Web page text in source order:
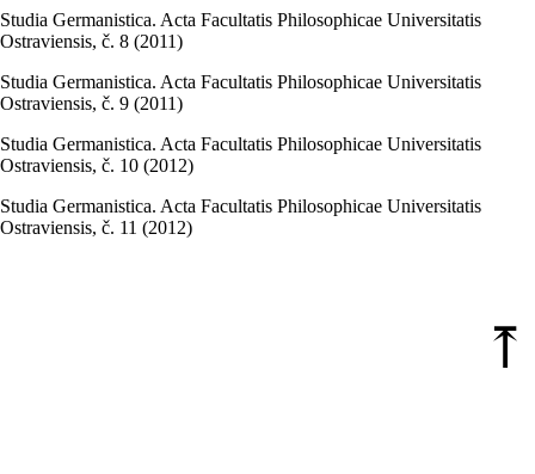
Studia Germanistica. Acta Facultatis Philosophicae Universitatis
Ostraviensis, č. 8 (2011)
Studia Germanistica. Acta Facultatis Philosophicae Universitatis
Ostraviensis, č. 9 (2011)
Studia Germanistica. Acta Facultatis Philosophicae Universitatis
Ostraviensis, č. 10 (2012)
Studia Germanistica. Acta Facultatis Philosophicae Universitatis
Ostraviensis, č. 11 (2012)
⤒